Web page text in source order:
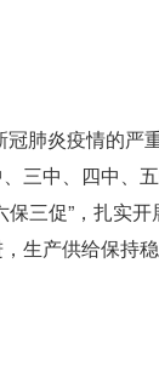
肺炎疫情的严
三中、四中、
三促”，扎实开
生产供给保持